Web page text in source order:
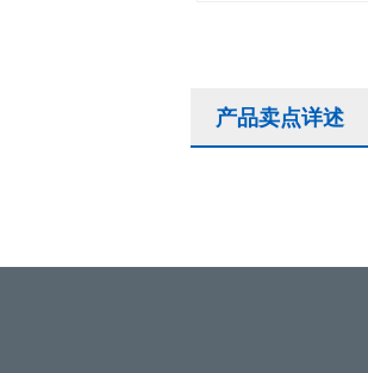
产品卖点详述